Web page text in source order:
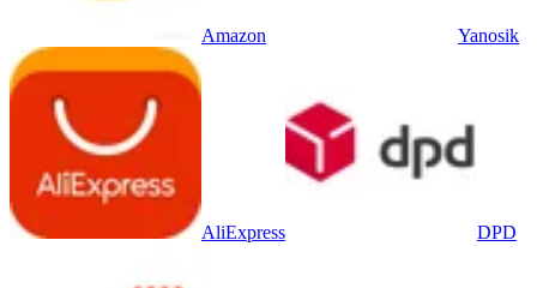
Amazon Yanosik
AliExpress DPD